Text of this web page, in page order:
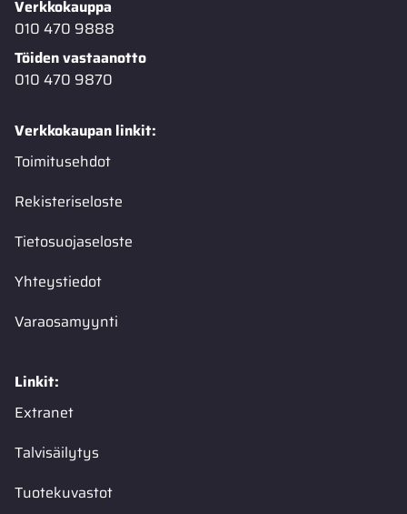
Verkkokauppa
010 470 9888
Töiden vastaanotto
010 470 9870
Verkkokaupan linkit:
Toimitusehdot
Rekisteriseloste
Tietosuojaseloste
Yhteystiedot
Varaosamyynti
Linkit:
Extranet
Talvisäilytys
Tuotekuvastot